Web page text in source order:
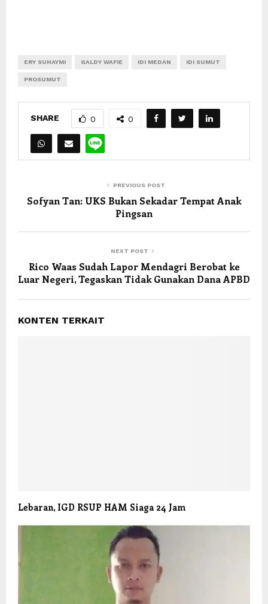
ERY SUHAYMI GALDY WAFIE IDI MEDAN IDI SUMUT
PROSUMUT
SHARE 0 0
PREVIOUS POST
Sofyan Tan: UKS Bukan Sekadar Tempat Anak
Pingsan
NEXT POST
Rico Waas Sudah Lapor Mendagri Berobat ke
Luar Negeri, Tegaskan Tidak Gunakan Dana APBD
KONTEN TERKAIT
Lebaran, IGD RSUP HAM Siaga 24 Jam